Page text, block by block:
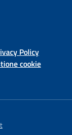
Policy
cookie